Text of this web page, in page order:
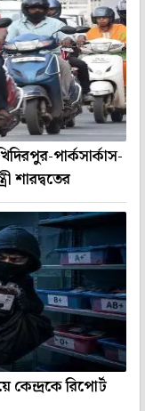
পার্কসার্কাস-
শারদ্বতের
কেন্দ্রকে রিপোর্ট